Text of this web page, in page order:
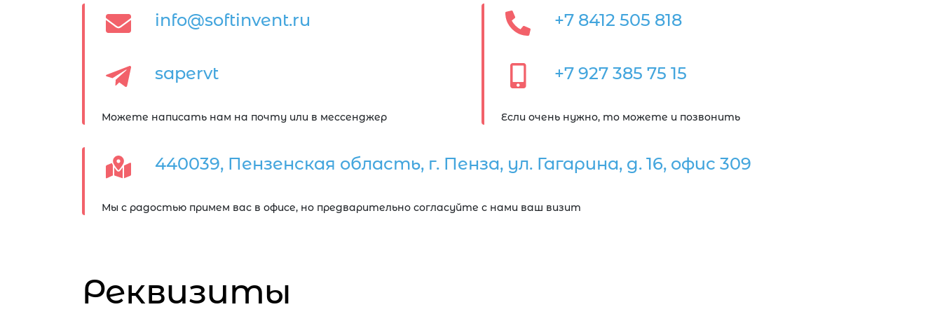
info@softinvent.ru
sapervt
Можете написать нам на почту или в мессенджер
+7 8412 505 818
+7 927 385 75 15
Если очень нужно, то можете и позвонить
440039, Пензенская область, г. Пенза, ул. Гагарина, д. 16, офис 309
Мы с радостью примем вас в офисе, но предварительно согласуйте с нами ваш визит
Реквизиты